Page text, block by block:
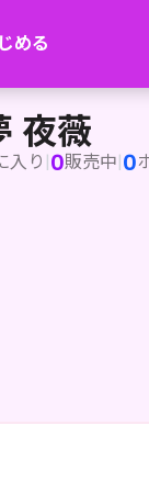
める
夜薇
入り |0販売中|0